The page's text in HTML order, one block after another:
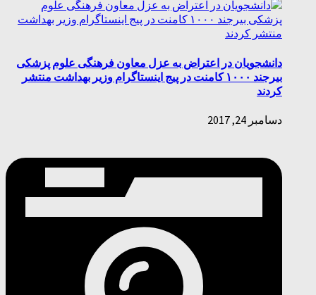
دانشجویان در اعتراض به عزل معاون فرهنگی علوم پزشکی
بیرجند ۱۰۰۰ کامنت در پیج اینستاگرام وزیر بهداشت منتشر
کردند
دسامبر 24, 2017